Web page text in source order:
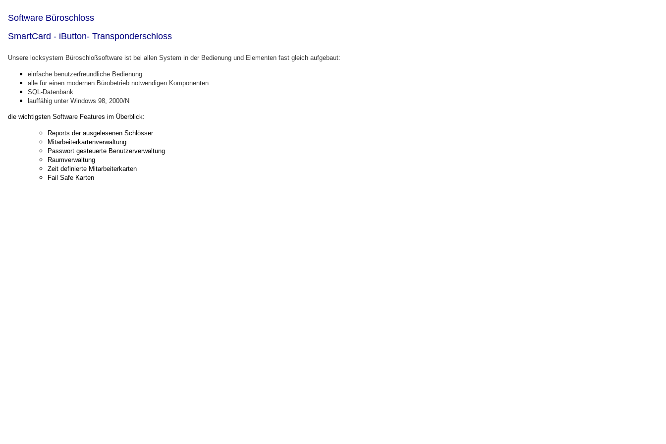
Software Büroschloss
SmartCard - iButton- Transponderschloss
Unsere locksystem Büroschloßsoftware ist bei allen System in der Bedienung und Elementen fast gleich aufgebaut:
einfache benutzerfreundliche Bedienung
alle für einen modernen Bürobetrieb notwendigen Komponenten
SQL-Datenbank
lauffähig unter Windows 98, 2000/N
die wichtigsten Software Features im Überblick:
Reports der ausgelesenen Schlösser
Mitarbeiterkartenverwaltung
Passwort gesteuerte Benutzerverwaltung
Raumverwaltung
Zeit definierte Mitarbeiterkarten
Fail Safe Karten